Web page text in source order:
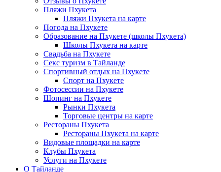
Пляжи Пхукета
Пляжи Пхукета на карте
Погода на Пхукете
Образование на Пхукете (школы Пхукета)
Школы Пхукета на карте
Свадьба на Пхукете
Секс туризм в Тайланде
Спортивный отдых на Пхукете
Спорт на Пхукете
Фотосессии на Пхукете
Шопинг на Пхукете
Рынки Пхукета
Торговые центры на карте
Рестораны Пхукета
Рестораны Пхукета на карте
Видовые площадки на карте
Клубы Пхукета
Услуги на Пхукете
О Тайланде